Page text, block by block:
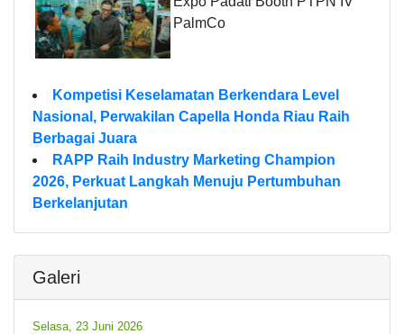
PalmCo
Kompetisi Keselamatan Berkendara Level
Nasional, Perwakilan Capella Honda Riau Raih
Berbagai Juara
RAPP Raih Industry Marketing Champion
2026, Perkuat Langkah Menuju Pertumbuhan
Berkelanjutan
Galeri
Selasa, 23 Juni 2026